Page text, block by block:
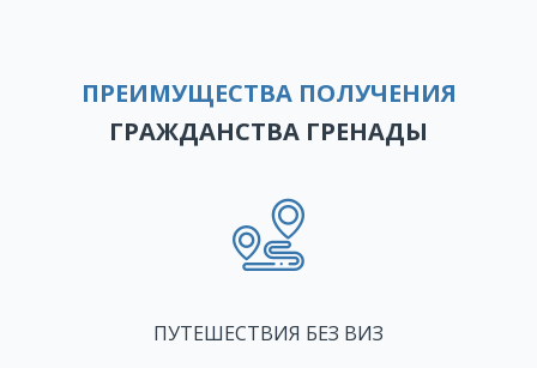
ПРЕИМУЩЕСТВА ПОЛУЧЕНИЯ
ГРАЖДАНСТВА ГРЕНАДЫ
ПУТЕШЕСТВИЯ БЕЗ ВИЗ